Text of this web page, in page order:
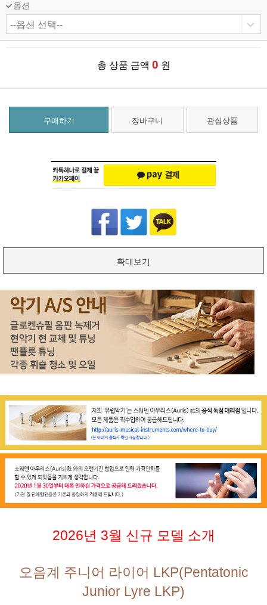
옵션
총 상품 금액 0 원
구매하기 장바구니 관심상품
확대보기
2026년 3월 신규 모델 소개
오음계 주니어 라이어 LKP(Pentatonic
Junior Lyre LKP)